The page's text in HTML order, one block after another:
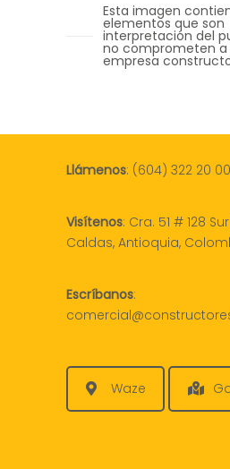
Esta imagen
elementos que son
interpretación del
no comprometen a
empresa
Llámenos: (604) 322 20 00
Visítenos: Cra. 51 # 128
Caldas, Antioquia,
Escríbanos:
Waze